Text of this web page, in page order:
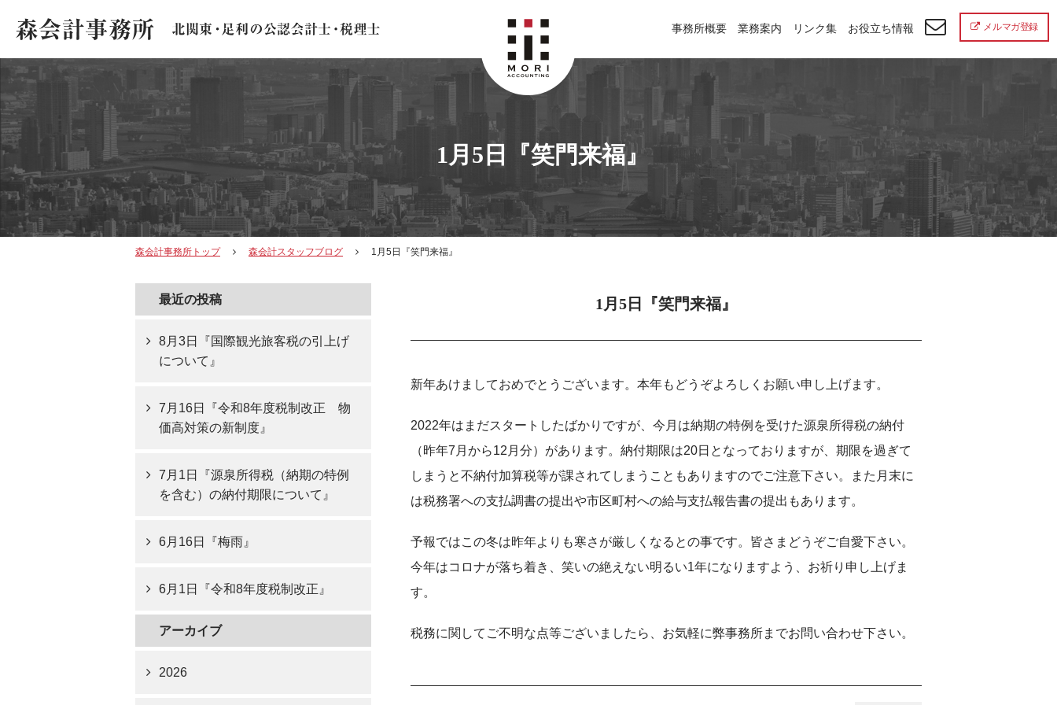
北関東 足利市の公認会計士・税理士事務所 森会計事務所
事務所概要 業務案内 リンク集 お役立ち情報 メルマガ登録
1月5日『笑門来福』
森会計事務所トップ 森会計スタッフブログ 1月5日『笑門来福』
1月5日『笑門来福』
新年あけましておめでとうございます。本年もどうぞよろしくお願い申し上げます。
2022年はまだスタートしたばかりですが、今月は納期の特例を受けた源泉所得税の納付
（昨年7月から12月分）があります。納付期限は20日となっておりますが、期限を過ぎて
しまうと不納付加算税等が課されてしまうこともありますのでご注意下さい。また月末に
は税務署への支払調書の提出や市区町村への給与支払報告書の提出もあります。
予報ではこの冬は昨年よりも寒さが厳しくなるとの事です。皆さまどうぞご自愛下さい。
今年はコロナが落ち着き、笑いの絶えない明るい1年になりますよう、お祈り申し上げま
す。
税務に関してご不明な点等ございましたら、お気軽に弊事務所までお問い合わせ下さい。
最近の投稿
8月3日『国際観光旅客税の引上げ
について』
7月16日『令和8年度税制改正 物
価高対策の新制度』
7月1日『源泉所得税（納期の特例
を含む）の納付期限について』
6月16日『梅雨』
6月1日『令和8年度税制改正』
アーカイブ
2026